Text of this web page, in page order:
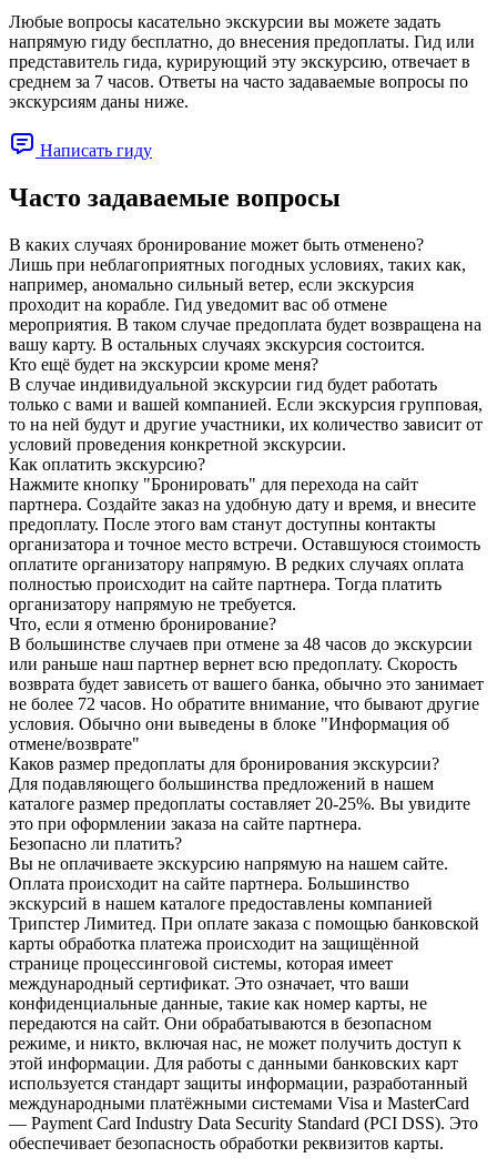
Любые вопросы касательно экскурсии вы можете задать
напрямую гиду бесплатно, до внесения предоплаты. Гид или
представитель гида, курирующий эту экскурсию, отвечает в
среднем за 7 часов. Ответы на часто задаваемые вопросы по
экскурсиям даны ниже.
Написать гиду
Часто задаваемые вопросы
В каких случаях бронирование может быть отменено?
Лишь при неблагоприятных погодных условиях, таких как,
например, аномально сильный ветер, если экскурсия
проходит на корабле. Гид уведомит вас об отмене
мероприятия. В таком случае предоплата будет возвращена на
вашу карту. В остальных случаях экскурсия состоится.
Кто ещё будет на экскурсии кроме меня?
В случае индивидуальной экскурсии гид будет работать
только с вами и вашей компанией. Если экскурсия групповая,
то на ней будут и другие участники, их количество зависит от
условий проведения конкретной экскурсии.
Как оплатить экскурсию?
Нажмите кнопку "Бронировать" для перехода на сайт
партнера. Создайте заказ на удобную дату и время, и внесите
предоплату. После этого вам станут доступны контакты
организатора и точное место встречи. Оставшуюся стоимость
оплатите организатору напрямую. В редких случаях оплата
полностью происходит на сайте партнера. Тогда платить
организатору напрямую не требуется.
Что, если я отменю бронирование?
В большинстве случаев при отмене за 48 часов до экскурсии
или раньше наш партнер вернет всю предоплату. Скорость
возврата будет зависеть от вашего банка, обычно это занимает
не более 72 часов. Но обратите внимание, что бывают другие
условия. Обычно они выведены в блоке "Информация об
отмене/возврате"
Каков размер предоплаты для бронирования экскурсии?
Для подавляющего большинства предложений в нашем
каталоге размер предоплаты составляет 20-25%. Вы увидите
это при оформлении заказа на сайте партнера.
Безопасно ли платить?
Вы не оплачиваете экскурсию напрямую на нашем сайте.
Оплата происходит на сайте партнера. Большинство
экскурсий в нашем каталоге предоставлены компанией
Трипстер Лимитед. При оплате заказа с помощью банковской
карты обработка платежа происходит на защищённой
странице процессинговой системы, которая имеет
международный сертификат. Это означает, что ваши
конфиденциальные данные, такие как номер карты, не
передаются на сайт. Они обрабатываются в безопасном
режиме, и никто, включая нас, не может получить доступ к
этой информации. Для работы с данными банковских карт
используется стандарт защиты информации, разработанный
международными платёжными системами Visa и MasterCard
— Payment Card Industry Data Security Standard (PCI DSS). Это
обеспечивает безопасность обработки реквизитов карты.